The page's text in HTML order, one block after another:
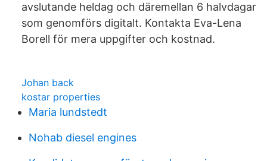
avslutande heldag och däremellan 6 halvdagar
som genomförs digitalt. Kontakta Eva-Lena
Borell för mera uppgifter och kostnad.
Johan back
kostar properties
Maria lundstedt
Nohab diesel engines